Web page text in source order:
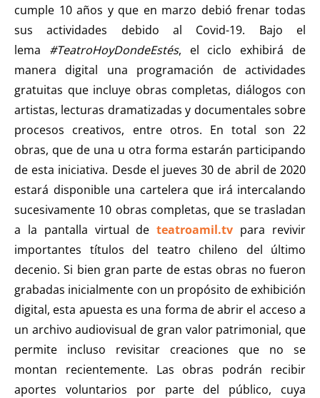
cumple 10 años y que en marzo debió frenar todas
sus actividades debido al Covid-19. Bajo el
lema #TeatroHoyDondeEstés,
el ciclo exhibirá de
manera digital una programación de actividades
gratuitas que incluye obras completas, diálogos con
artistas, lecturas dramatizadas y documentales sobre
procesos creativos, entre otros. En total son 22
obras, que de una u otra forma estarán participando
de esta iniciativa. Desde el jueves 30 de abril de 2020
estará disponible una cartelera que irá intercalando
sucesivamente 10 obras completas, que se trasladan
a la pantalla virtual deteatroamil.tv para revivir
importantes títulos del teatro chileno del último
decenio. Si bien gran parte de estas obras no fueron
grabadas inicialmente con un propósito de exhibición
digital, esta apuesta es una forma de abrir el acceso a
un archivo audiovisual de gran valor patrimonial, que
permite incluso revisitar creaciones que no se
montan recientemente. Las obras podrán recibir
aportes voluntarios por parte del público, cuya